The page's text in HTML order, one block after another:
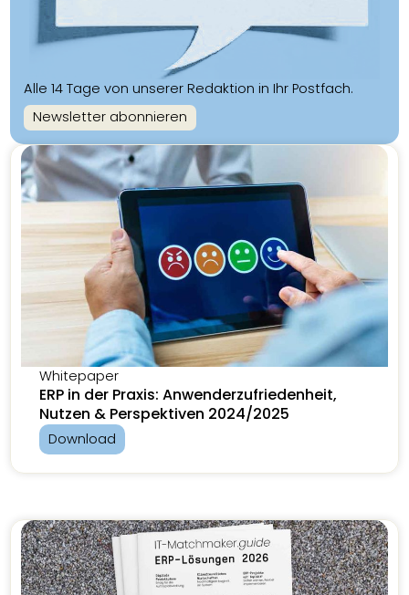
Alle 14 Tage von unserer Redaktion in Ihr Postfach.
Newsletter abonnieren
Whitepaper
ERP in der Praxis: Anwenderzufriedenheit,
Nutzen & Perspektiven 2024/2025
Download